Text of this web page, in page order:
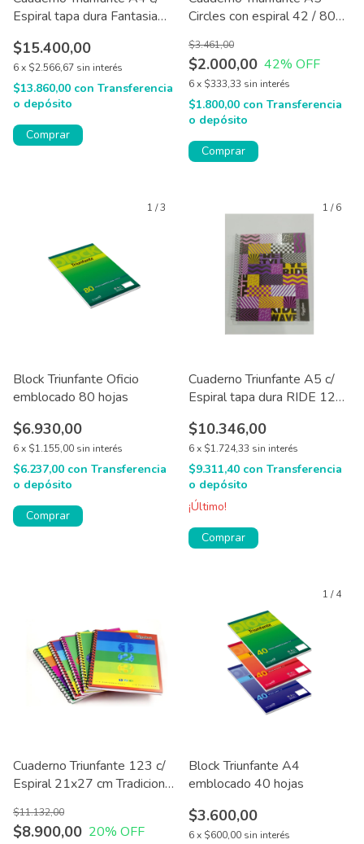
Espiral tapa dura Fantasia
$15.400,00
6x $2.566,67 sin interés
$13.860,00 con Transferencia
o depósito
Comprar
Circles con espiral 42 / 80
$2.000,00
$3.461,00
42% OFF
6x $333,33 sin interés
$1.800,00 con Transferencia
o depósito
Comprar
1 /3
Block Triunfante Oficio
emblocado 80 hojas
$6.930,00
6x $1.155,00 sin interés
$6.237,00 con Transferencia
o depósito
Comprar
1 /6
Cuaderno Triunfante A5 c/
Espiral tapa dura RIDE 120
$10.346,00
6x $1.724,33 sin interés
$9.311,40 con Transferencia
o depósito
¡Último!
Comprar
Cuaderno Triunfante 123 c/
Espiral 21x27 cm Tradicional
$8.900,00
$11.132,00
20% OFF
1 /4
Block Triunfante A4
emblocado 40 hojas
$3.600,00
6x $600,00 sin interés